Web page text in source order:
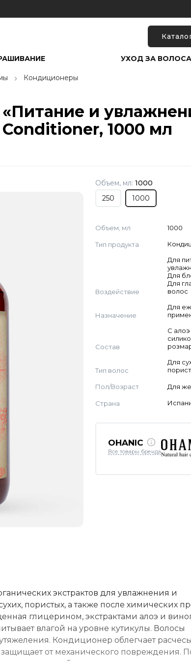
УХОД ЗА
Кондиционеры
и
1000 мл
Объем, мл: 1000
250
1000
Объем, мл 1000
Тип продукта
Воздействие
Для
Для
Для
волос
Назначение
Для
Состав
С алоэ
Тип волос
Для
Пол/Возраст Для
Страна
OHANIC
Все товары бренда
экстрактов для увлажнения и
пористых, а также после химических
глицерином, экстрактами алоэ и
влагой на уровне кутикулы. Волосы
Кондиционер облегчает
от механического повреждения.